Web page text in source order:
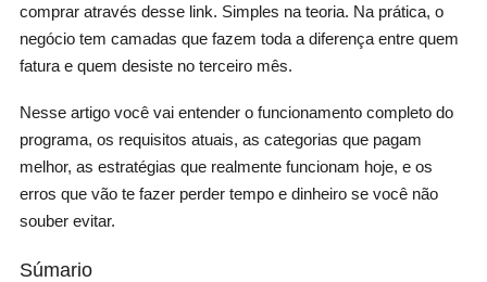
comprar através desse link. Simples na teoria. Na prática, o
negócio tem camadas que fazem toda a diferença entre quem
fatura e quem desiste no terceiro mês.
Nesse artigo você vai entender o funcionamento completo do
programa, os requisitos atuais, as categorias que pagam
melhor, as estratégias que realmente funcionam hoje, e os
erros que vão te fazer perder tempo e dinheiro se você não
souber evitar.
Súmario